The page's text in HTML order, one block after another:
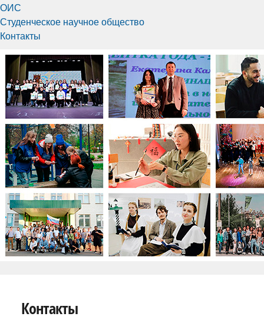
ОИС
Студенческое научное общество
Контакты
Контакты